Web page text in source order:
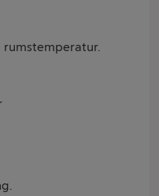
rumstemperatur.